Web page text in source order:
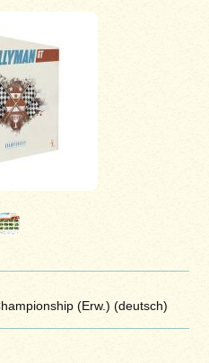
(Erw.) (deutsch)